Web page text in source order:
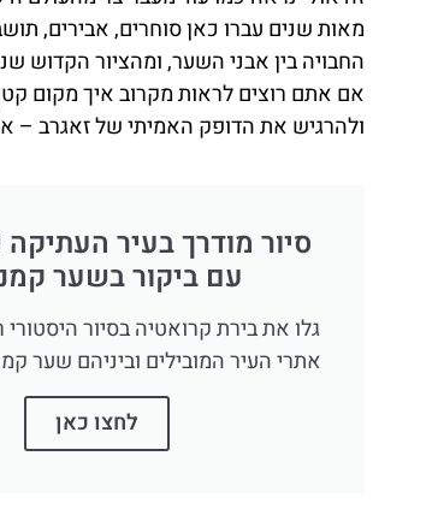
מאות שנים עברו כאן סוחרים, אבירים,
החבויה בין אבני השער, ומהציור הקדוש
אם אתם רוצים לראות מקרוב איך מקום
ולהרגיש את הדופק האמיתי של זאגרב –
סיור מודרך בעיר
עם ביקור בשער
גלו את בירת קרואטיה בסיור היסטורי
אתרי העיר המובילים וביניהם שער
לחצו כאן